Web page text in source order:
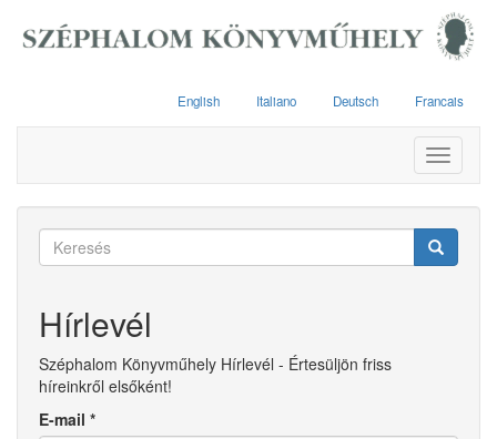
English Italiano Deutsch Francais
Toggle
Keresés
Hírlevél
Széphalom Könyvműhely Hírlevél - Értesüljön friss
híreinkről elsőként!
E-mail *